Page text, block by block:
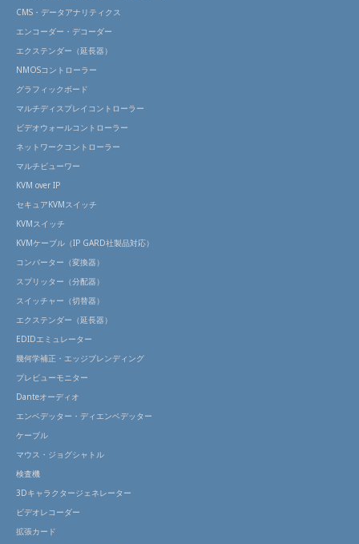
CMS・データアナリティクス
エンコーダー・デコーダー
エクステンダー（延長器）
NMOSコントローラー
グラフィックボード
マルチディスプレイコントローラー
ビデオウォールコントローラー
ネットワークコントローラー
マルチビューワー
KVM over IP
セキュアKVMスイッチ
KVMスイッチ
KVMケーブル（IP GARD社製品対応）
コンバーター（変換器）
スプリッター（分配器）
スイッチャー（切替器）
エクステンダー（延長器）
EDIDエミュレーター
幾何学補正・エッジブレンディング
プレビューモニター
Danteオーディオ
エンベデッター・ディエンベデッター
ケーブル
マウス・ジョグシャトル
検査機
3Dキャラクタージェネレーター
ビデオレコーダー
拡張カード